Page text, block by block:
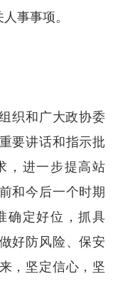
事事项。
织和广大政协委
要讲话和指示批
，进一步提高站
和今后一个时期
确定好位，抓具
好防风险、保安
，坚定信心，坚